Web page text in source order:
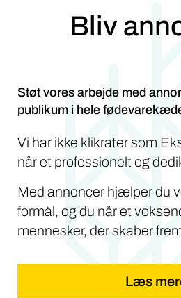
Bliv
Støt vores arbejde med
publikum i hele
Vi har ikke klikrater som
når et professionelt og
Med annoncer hjælper du
formål, og du når et
mennesker, der skaber
Læs